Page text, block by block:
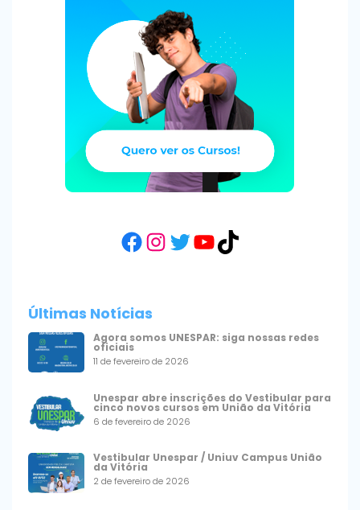
Facebook
Instagram
Twitter
YouTube
TikTok
Últimas Notícias
Agora somos UNESPAR: siga nossas redes
oficiais
11 de fevereiro de 2026
Unespar abre inscrições do Vestibular para
cinco novos cursos em União da Vitória
6 de fevereiro de 2026
Vestibular Unespar / Uniuv Campus União
da Vitória
2 de fevereiro de 2026